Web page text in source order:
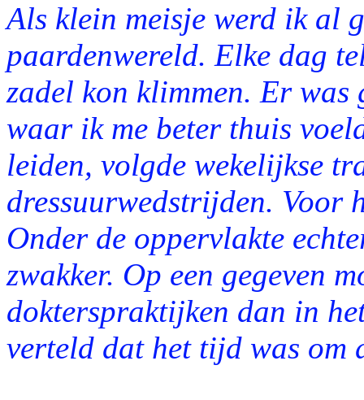
Als klein meisje werd ik al
paardenwereld. Elke dag
zadel kon klimmen. Er was
waar ik me beter thuis
leiden, volgde wekelijkse
dressuurwedstrijden. Voor
Onder de oppervlakte
zwakker. Op een gegeven
dokterspraktijken dan in
verteld dat het tijd was om